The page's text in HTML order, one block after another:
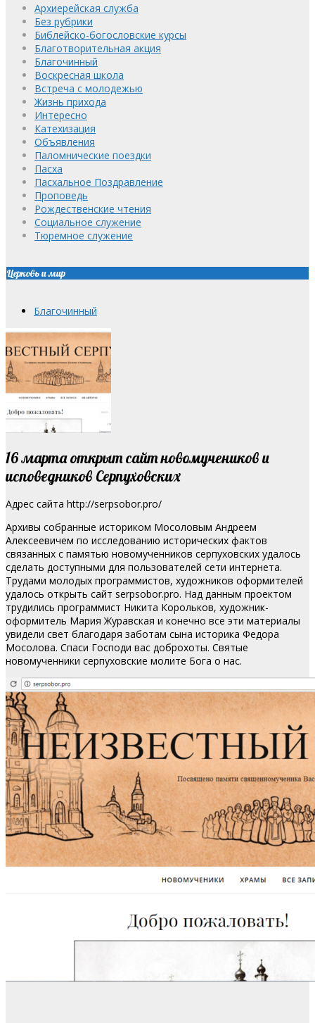
Архиерейская служба
Без рубрики
Библейско-богословские курсы
Благотворительная акция
Благочинный
Воскресная школа
Встреча с молодежью
Жизнь прихода
Интересно
Катехизация
Объявления
Паломнические поездки
Пасха
Пасхальное Поздравление
Проповедь
Рождественские чтения
Социальное служение
Тюремное служение
Церковь и мир
Благочинный
16 марта открыт сайт новомучеников и
исповедников Серпуховских
Адрес сайта http://serpsobor.pro/
Архивы собранные историком Мосоловым Андреем
Алексеевичем по исследованию исторических фактов
связанных с памятью новомученников серпуховских удалось
сделать доступными для пользователей сети интернета.
Трудами молодых программистов, художников оформителей
удалось открыть сайт serpsobor.pro. Над данным проектом
трудились программист Никита Корольков, художник-
оформитель Мария Журавская и конечно все эти материалы
увидели свет благодаря заботам сына историка Федора
Мосолова. Спаси Господи вас доброхоты. Святые
новомученники серпуховские молите Бога о нас.